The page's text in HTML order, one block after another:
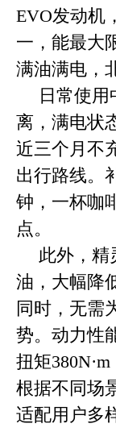
EVO发动机
一，能最大
满油满电，
日常使
离，满电状
近三个月不
出行路线。
钟，一杯咖
点。
此外，精
油，大幅降
同时，无需
势。动力性
扭矩
根据不同场
适配用户多